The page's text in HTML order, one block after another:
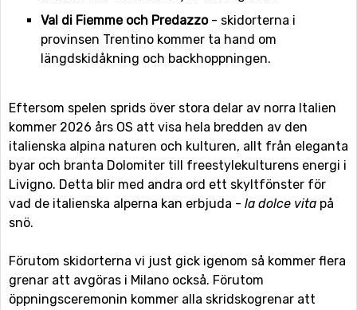
Val di Fiemme och Predazzo- skidorterna i
provinsen Trentino kommer ta hand om
längdskidåkning och backhoppningen.
Eftersom spelen sprids över stora delar av norra Italien
kommer 2026 års OS att visa hela bredden av den
italienska alpina naturen och kulturen, allt från eleganta
byar och branta Dolomiter till freestylekulturens energi i
Livigno. Detta blir med andra ord ett skyltfönster för
vad de italienska alperna kan erbjuda - la dolce vita på
snö.
Förutom skidorterna vi just gick igenom så kommer flera
grenar att avgöras i Milano också. Förutom
öppningsceremonin kommer alla skridskogrenar att